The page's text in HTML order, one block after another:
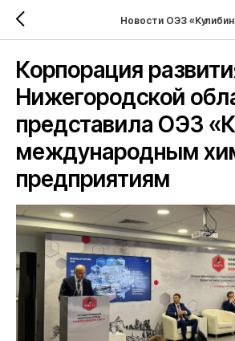
Новости ОЭЗ
Корпорация
Нижегородской
представила ОЭЗ
международным
предприятиям